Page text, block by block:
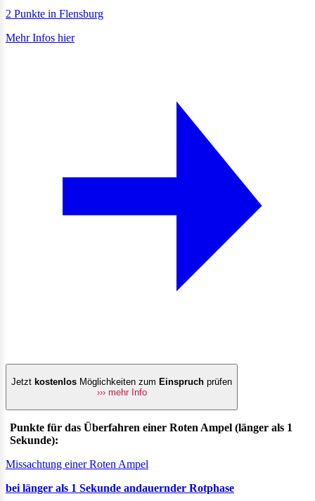
2 Punkte in Flensburg
Mehr Infos hier
Jetzt kostenlos Möglichkeiten zum Einspruch prüfen
››› mehr Info
Punkte für das Überfahren einer Roten Ampel (länger als 1
Sekunde):
Missachtung einer Roten Ampel
bei länger als 1 Sekunde andauernder Rotphase